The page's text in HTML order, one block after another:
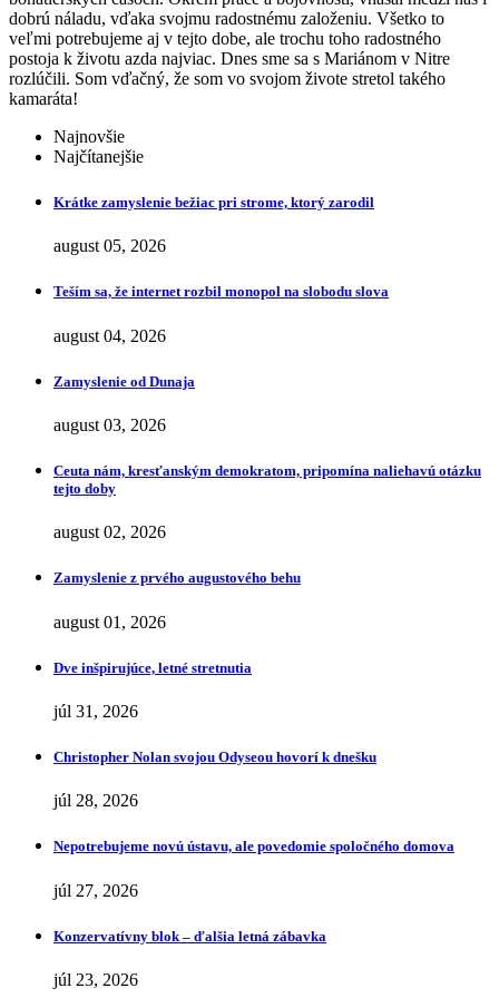
dobrú náladu, vďaka svojmu radostnému založeniu. Všetko to
veľmi potrebujeme aj v tejto dobe, ale trochu toho radostného
postoja k životu azda najviac. Dnes sme sa s Mariánom v Nitre
rozlúčili. Som vďačný, že som vo svojom živote stretol takého
kamaráta!
Najnovšie
Najčítanejšie
Krátke zamyslenie bežiac pri strome, ktorý zarodil
august 05, 2026
Teším sa, že internet rozbil monopol na slobodu slova
august 04, 2026
Zamyslenie od Dunaja
august 03, 2026
Ceuta nám, kresťanským demokratom, pripomína naliehavú otázku
tejto doby
august 02, 2026
Zamyslenie z prvého augustového behu
august 01, 2026
Dve inšpirujúce, letné stretnutia
júl 31, 2026
Christopher Nolan svojou Odyseou hovorí k dnešku
júl 28, 2026
Nepotrebujeme novú ústavu, ale povedomie spoločného domova
júl 27, 2026
Konzervatívny blok – ďalšia letná zábavka
júl 23, 2026